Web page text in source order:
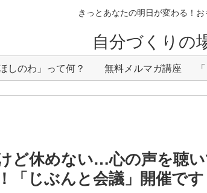
きっとあなたの明日が変わる！
自分づくり
ほしのわ」って何？ 無料メルマガ講座
ど休めない…心の声を聴
「じぶんと会議」開催です